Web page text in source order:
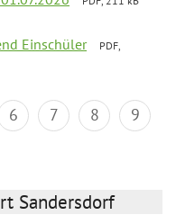
Einschüler
PDF,
6 7 8
9
Sandersdorf